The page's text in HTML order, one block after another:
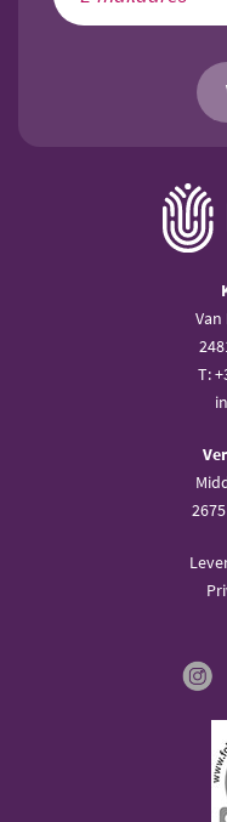
Van
T: